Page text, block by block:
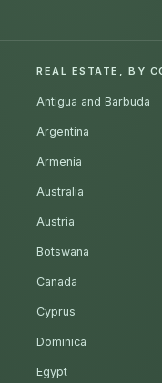
REAL ESTATE, BY
Antigua and Barbuda
Argentina
Armenia
Australia
Austria
Botswana
Canada
Cyprus
Dominica
Egypt